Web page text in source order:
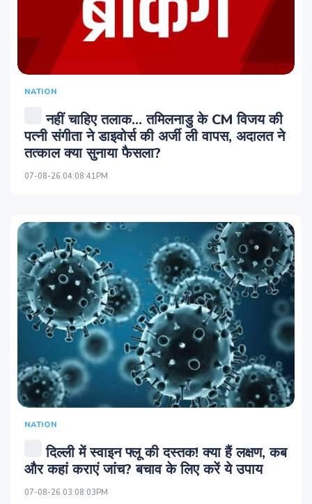
NATION
नहीं चाहिए तलाक... तमिलनाडु के CM विजय की
पत्नी संगीता ने डाइवोर्स की अर्जी ली वापस, अदालत ने
तत्काल क्या सुनाया फैसला?
07-08-26 04:08:41PM
NATION
दिल्ली में स्वाइन फ्लू की दस्तक! क्या हैं लक्षण, कब
और कहां कराएं जांच? बचाव के लिए करें ये उपाय
07-08-26 03:08:03PM